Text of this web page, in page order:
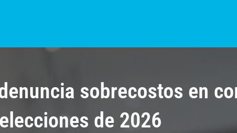
NOTICIAS
sobrecostos en
de 2026